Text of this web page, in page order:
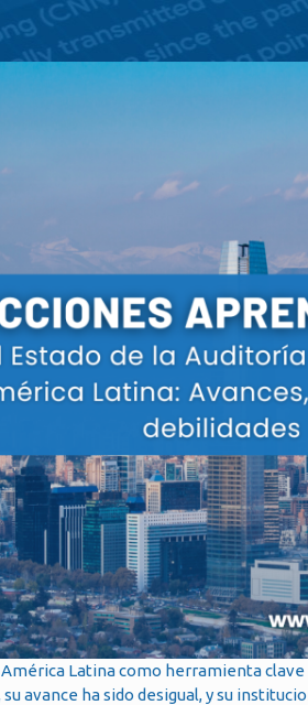
Latina como herramienta
avance ha sido desigual, y su